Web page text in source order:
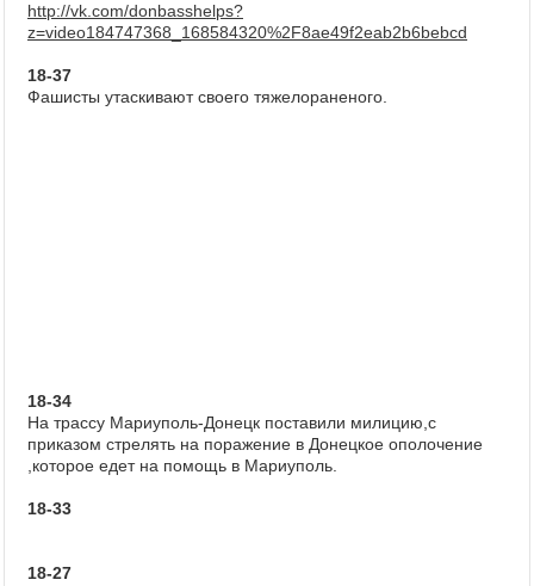
http://vk.com/donbasshelps?
z=video184747368_168584320%2F8ae49f2eab2b6bebcd
18-37
Фашисты утаскивают своего тяжелораненого.
18-34
На трассу Мариуполь-Донецк поставили милицию,с
приказом стрелять на поражение в Донецкое ополочение
,которое едет на помощь в Мариуполь.
18-33
18-27